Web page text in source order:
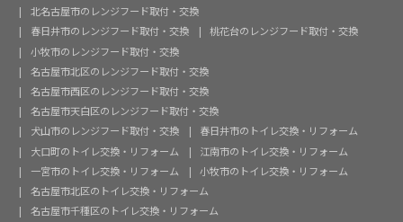
北名古屋市のレンジフード取付・交換
春日井市のレンジフード取付・交換
桃花台のレンジフード取付・交換
小牧市のレンジフード取付・交換
名古屋市北区のレンジフード取付・交換
名古屋市西区のレンジフード取付・交換
名古屋市天白区のレンジフード取付・交換
犬山市のレンジフード取付・交換
春日井市のトイレ交換・リフォーム
大口町のトイレ交換・リフォーム
江南市のトイレ交換・リフォーム
一宮市のトイレ交換・リフォーム
小牧市のトイレ交換・リフォーム
名古屋市北区のトイレ交換・リフォーム
名古屋市千種区のトイレ交換・リフォーム